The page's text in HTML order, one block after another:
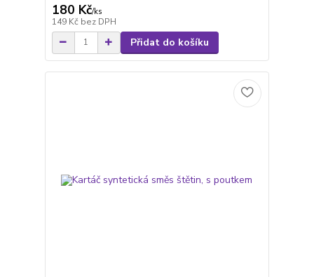
180 Kč/ks
149 Kč bez DPH
Přidat do košíku